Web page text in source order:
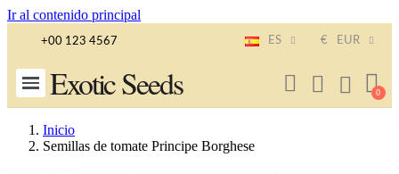
Ir al contenido principal
+00 123 4567 ES € EUR
Exotic Seeds
Inicio
Semillas de tomate Principe Borghese